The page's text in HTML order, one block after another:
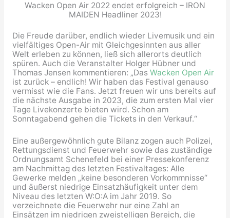
Wacken Open Air 2022 endet erfolgreich – IRON
MAIDEN Headliner 2023!
Die Freude darüber, endlich wieder Livemusik und ein
vielfältiges Open-Air mit Gleichgesinnten aus aller
Welt erleben zu können, ließ sich allerorts deutlich
spüren. Auch die Veranstalter Holger Hübner und
Thomas Jensen kommentieren: „Das Wacken Open Air
ist zurück – endlich! Wir haben das Festival genauso
vermisst wie die Fans. Jetzt freuen wir uns bereits auf
die nächste Ausgabe in 2023, die zum ersten Mal vier
Tage Livekonzerte bieten wird. Schon am
Sonntagabend gehen die Tickets in den Verkauf.“
Eine außergewöhnlich gute Bilanz zogen auch Polizei,
Rettungsdienst und Feuerwehr sowie das zuständige
Ordnungsamt Schenefeld bei einer Pressekonferenz
am Nachmittag des letzten Festivaltages: Alle
Gewerke melden „keine besonderen Vorkommnisse“
und äußerst niedrige Einsatzhäufigkeit unter dem
Niveau des letzten W:O:A im Jahr 2019. So
verzeichnete die Feuerwehr nur eine Zahl an
Einsätzen im niedrigen zweistelligen Bereich, die